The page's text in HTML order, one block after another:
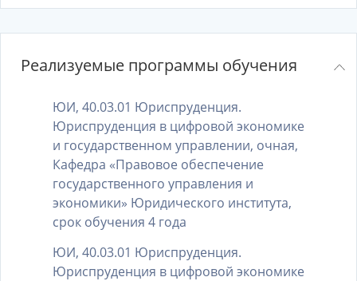
Реализуемые программы обучения
ЮИ, 40.03.01 Юриспруденция.
Юриспруденция в цифровой экономике
и государственном управлении, очная,
Кафедра «Правовое обеспечение
государственного управления и
экономики» Юридического института,
срок обучения 4 года
ЮИ, 40.03.01 Юриспруденция.
Юриспруденция в цифровой экономике